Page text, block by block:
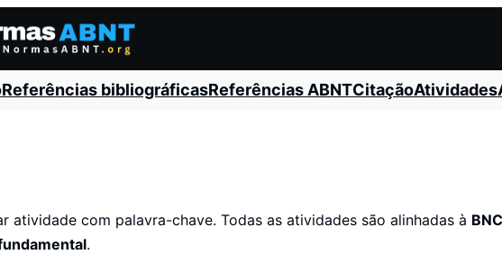
Referências bibliográficasReferências ABNTCitaçãoAtividades
atividade com palavra-chave. Todas as atividades são alinhadas à
.